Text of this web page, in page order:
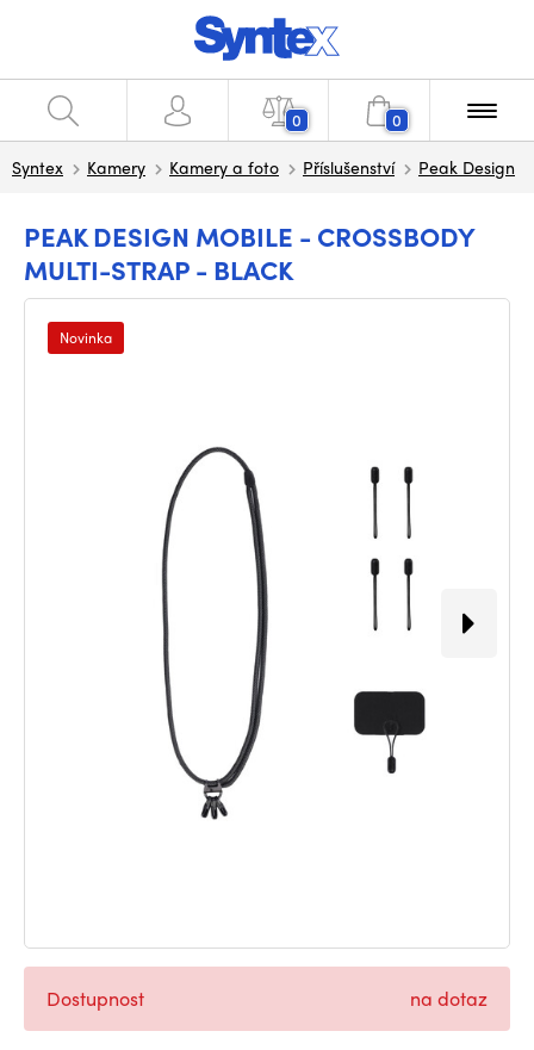
0 0
Syntex Kamery Kamery a foto Příslušenství Peak Design
PEAK DESIGN MOBILE - CROSSBODY
MULTI-STRAP - BLACK
Novinka
Dostupnost na dotaz